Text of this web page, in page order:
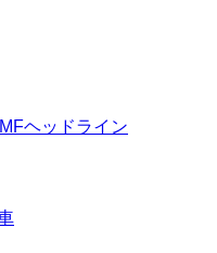
ヘッドライン